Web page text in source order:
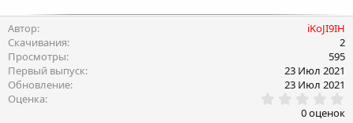
Автор
iKoJI9IH
Скачивания
2
Просмотры
595
Первый выпуск
23 Июл 2021
Обновление
23 Июл 2021
Оценка
.
0 оценок